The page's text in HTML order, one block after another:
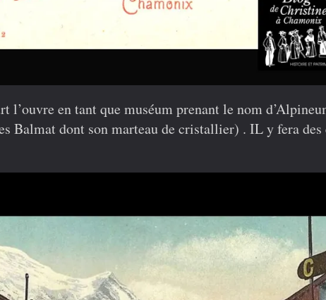
l’ouvre en tant que muséum prenant le nom
Balmat dont son marteau de cristallier) . IL y fera des